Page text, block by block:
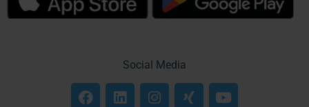
Social Media